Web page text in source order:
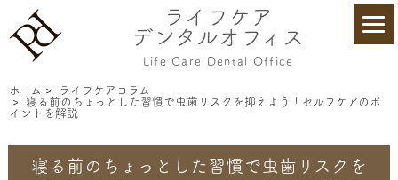
ライフケア
デンタルオフィス
Life Care Dental Office
ホーム >
ライフケアコラム
> 寝る前のちょっとした習慣で虫歯リスクを抑えよう！セルフケアのポ
イントを解説
寝る前のちょっとした習慣で虫歯リスクを